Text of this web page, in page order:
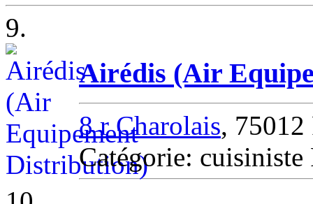
9.
Airédis (Air
8 r Charolais, 75012
Catégorie: cuisiniste